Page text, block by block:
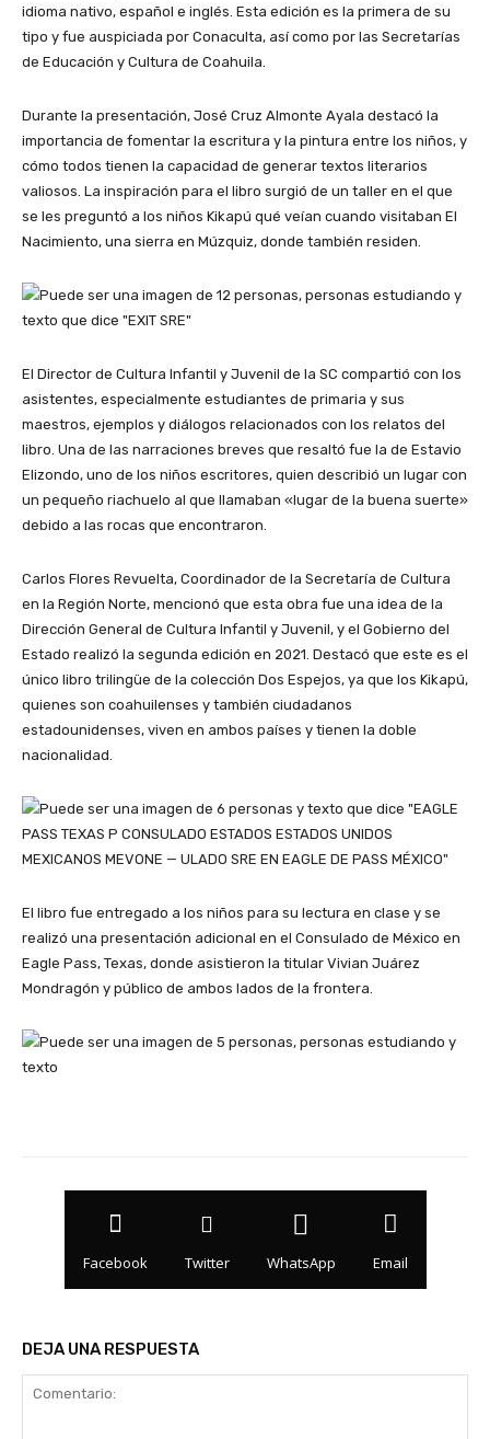
idioma nativo, español e inglés. Esta edición es la primera de su
tipo y fue auspiciada por Conaculta, así como por las Secretarías
de Educación y Cultura de Coahuila.
Durante la presentación, José Cruz Almonte Ayala destacó la
importancia de fomentar la escritura y la pintura entre los niños, y
cómo todos tienen la capacidad de generar textos literarios
valiosos. La inspiración para el libro surgió de un taller en el que
se les preguntó a los niños Kikapú qué veían cuando visitaban El
Nacimiento, una sierra en Múzquiz, donde también residen.
El Director de Cultura Infantil y Juvenil de la SC compartió con los
asistentes, especialmente estudiantes de primaria y sus
maestros, ejemplos y diálogos relacionados con los relatos del
libro. Una de las narraciones breves que resaltó fue la de Estavio
Elizondo, uno de los niños escritores, quien describió un lugar con
un pequeño riachuelo al que llamaban «lugar de la buena suerte»
debido a las rocas que encontraron.
Carlos Flores Revuelta, Coordinador de la Secretaría de Cultura
en la Región Norte, mencionó que esta obra fue una idea de la
Dirección General de Cultura Infantil y Juvenil, y el Gobierno del
Estado realizó la segunda edición en 2021. Destacó que este es el
único libro trilingüe de la colección Dos Espejos, ya que los Kikapú,
quienes son coahuilenses y también ciudadanos
estadounidenses, viven en ambos países y tienen la doble
nacionalidad.
El libro fue entregado a los niños para su lectura en clase y se
realizó una presentación adicional en el Consulado de México en
Eagle Pass, Texas, donde asistieron la titular Vivian Juárez
Mondragón y público de ambos lados de la frontera.
Facebook Twitter WhatsApp Email
DEJA UNA RESPUESTA